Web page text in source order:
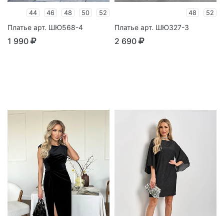
44 46 48 50 52
Платье арт. ШЮ568-4
1 990
48 52
Платье арт. ШЮ327-3
2 690